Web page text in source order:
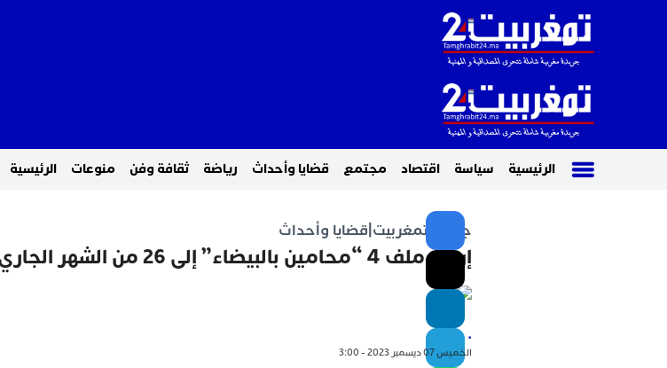
الرئيسية سياسة اقتصاد مجتمع قضايا وأحداث رياضة ثقافة وفن منوعات الرئيسية
جريدة تمغربيت قضايا وأحداث
إرجاء ملف 4 “محامين بالبيضاء” إلى 26 من الشهر الجاري
.
الخميس 07 ديسمبر 2023 - 3:00